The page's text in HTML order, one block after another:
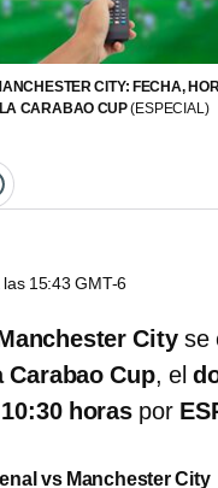
CITY: FECHA,
CARABAO CUP(ESPECIAL)
15:43 GMT-6
Cityse
Carabao Cup, el
10:30 horas por
vs Manchester City